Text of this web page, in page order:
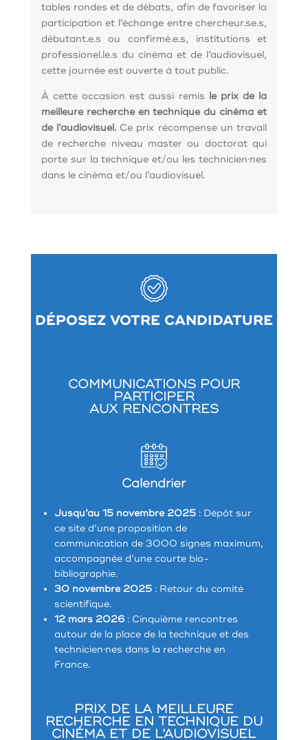
tables rondes et de débats, afin de favoriser la
participation et l’échange entre chercheur.se.s,
débutant.e.s ou confirmé.e.s, institutions et
professionel.le.s du cinéma et de l’audiovisuel,
cette journée est ouverte à tout public.
À cette occasion est aussi remis le prix de la
meilleure recherche en technique du cinéma et
de l’audiovisuel. Ce prix récompense un travail
de recherche niveau master ou doctorat qui
porte sur la technique et/ou les technicien·nes
dans le cinéma et/ou l’audiovisuel.
DÉPOSEZ VOTRE CANDIDATURE
COMMUNICATIONS POUR
PARTICIPER
AUX RENCONTRES
Calendrier
Jusqu’au 15 novembre 2025 : Dépôt sur
ce site d’une proposition de
communication de 3000 signes maximum,
accompagnée d’une courte bio-
bibliographie.
30 novembre 2025 : Retour du comité
scientifique.
12 mars 2026 : Cinquième rencontres
autour de la place de la technique et des
technicien·nes dans la recherche en
France.
PRIX DE LA MEILLEURE
RECHERCHE EN TECHNIQUE DU
CINÉMA ET DE L’AUDIOVISUEL